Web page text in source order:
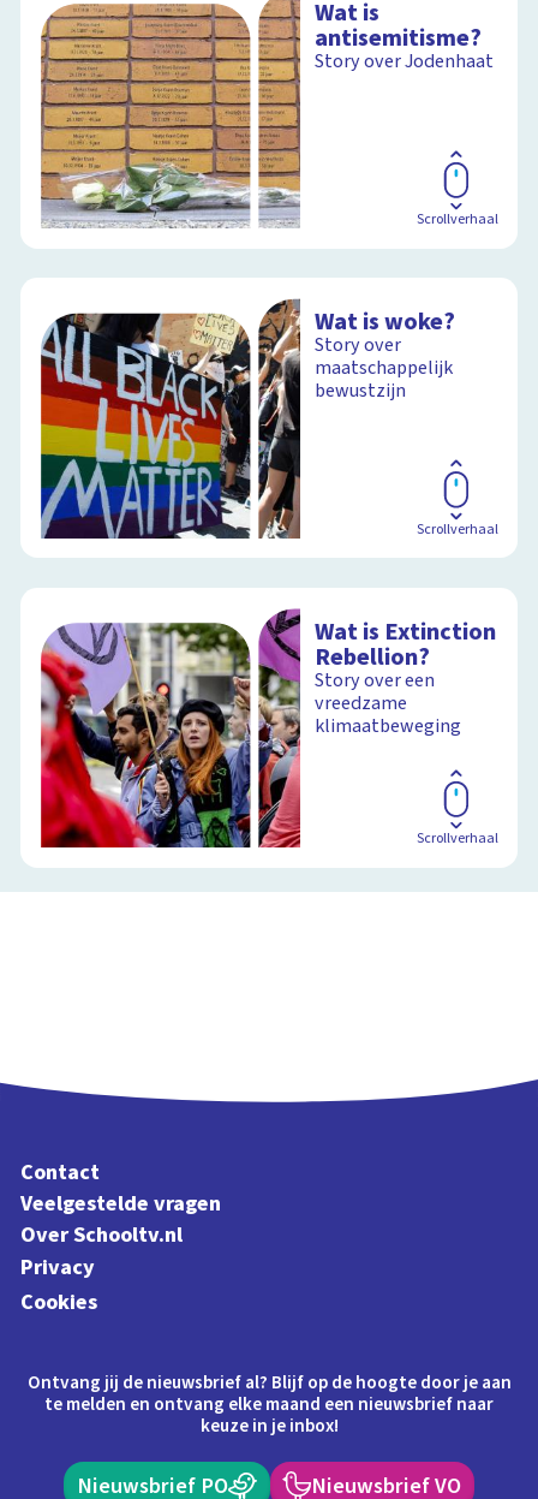
Wat is
antisemitisme?
Story over Jodenhaat
Scrollverhaal
Wat is woke?
Story over
maatschappelijk
bewustzijn
Scrollverhaal
Wat is Extinction
Rebellion?
Story over een
vreedzame
klimaatbeweging
Scrollverhaal
Contact
Veelgestelde vragen
Over Schooltv.nl
Privacy
Cookies
Ontvang jij de nieuwsbrief al? Blijf op de hoogte door je aan
te melden en ontvang elke maand een nieuwsbrief naar
keuze in je inbox!
Nieuwsbrief PO Nieuwsbrief VO